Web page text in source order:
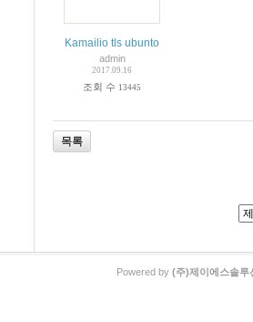
Kamailio tls ubunto
admin
2017.09.16
조회 수 13445
목록
Powered by (주)제이에스솔루